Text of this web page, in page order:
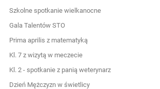
Szkolne spotkanie wielkanocne
Gala Talentów STO
Prima aprilis z matematyką
Kl. 7 z wizytą w meczecie
Kl. 2 - spotkanie z panią weterynarz
Dzień Mężczyzn w świetlicy